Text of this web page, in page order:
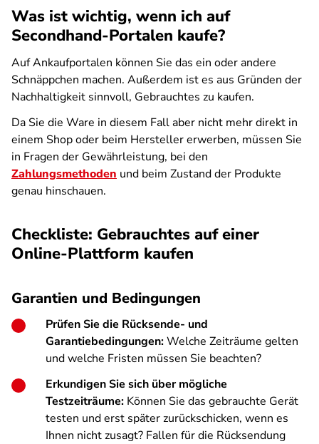
Was ist wichtig, wenn ich auf
Secondhand-Portalen kaufe?
Auf Ankaufportalen können Sie das ein oder andere
Schnäppchen machen. Außerdem ist es aus Gründen der
Nachhaltigkeit sinnvoll, Gebrauchtes zu kaufen.
Da Sie die Ware in diesem Fall aber nicht mehr direkt in
einem Shop oder beim Hersteller erwerben, müssen Sie
in Fragen der Gewährleistung, bei den
Zahlungsmethoden und beim Zustand der Produkte
genau hinschauen.
Checkliste: Gebrauchtes auf einer
Online-Plattform kaufen
Garantien und Bedingungen
Prüfen Sie die Rücksende- und
Garantiebedingungen:Welche Zeiträume gelten
und welche Fristen müssen Sie beachten?
Erkundigen Sie sich über mögliche
Testzeiträume: Können Sie das gebrauchte Gerät
testen und erst später zurückschicken, wenn es
Ihnen nicht zusagt? Fallen für die Rücksendung